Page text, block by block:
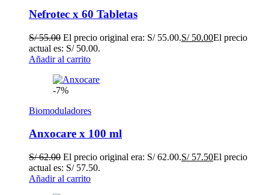
Nefrotec x 60 Tabletas
S/55.00 El precio original era: S/ 55.00.S/50.00El precio
actual es: S/ 50.00.
Añadir al carrito
-7%
Biomoduladores
Anxocare x 100 ml
S/62.00 El precio original era: S/ 62.00.S/57.50El precio
actual es: S/ 57.50.
Añadir al carrito